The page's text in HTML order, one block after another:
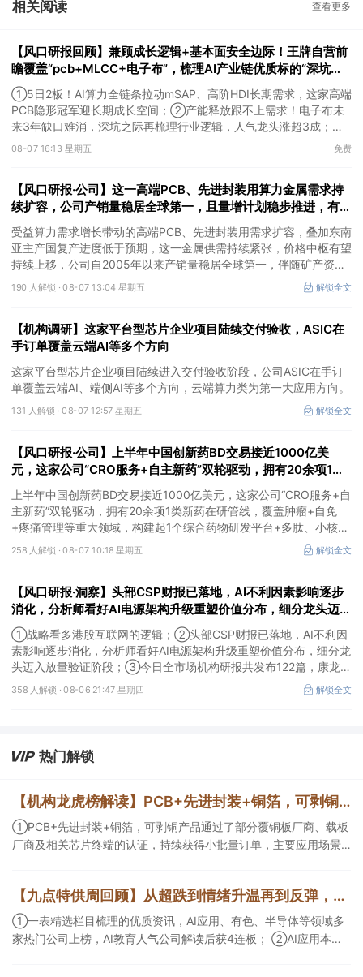
相关阅读 查看更多
【风口研报回顾】兼顾成长逻辑+基本面安全边际！王牌自营前
瞻覆盖“pcb+MLCC+电子布”，梳理AI产业链优质标的“深坑起
跳”
①5日2板！AI算力全链条拉动mSAP、高阶HDI长期需求，这家高端
PCB隐形冠军迎长期成长空间；②产能释放跟不上需求！电子布未
来3年缺口难消，深坑之际再梳理行业逻辑，人气龙头涨超3成；
③AI服务器、机器人带动MLCC景气周期持续！这家公司扩产、涨
08-07 16:13 星期五 免费
【风口研报·公司】这一高端PCB、先进封装用算力金属需求持
续扩容，公司产销量稳居全球第一，且量增计划稳步推进，有望
充分受益价格上行
受益算力需求增长带动的高端PCB、先进封装用需求扩容，叠加东南
亚主产国复产进度低于预期，这一金属供需持续紧张，价格中枢有望
持续上移，公司自2005年以来产销量稳居全球第一，伴随矿产资源
产量增长与冶炼产能整合并举，公司市占率有望进一步提升，同时有
望充分受益金属价格上行。
190 人解锁 ·08-07 13:04 星期五 解锁全文
【机构调研】这家平台型芯片企业项目陆续交付验收，ASIC在
手订单覆盖云端AI等多个方向
这家平台型芯片企业项目陆续进入交付验收阶段，公司ASIC在手订
单覆盖云端AI、端侧AI等多个方向，云端算力类为第一大应用方向。
131 人解锁 ·08-07 12:57 星期五 解锁全文
【风口研报·公司】上半年中国创新药BD交易接近1000亿美
元，这家公司“CRO服务+自主新药”双轮驱动，拥有20余项1类
新药在研管线，覆盖肿瘤+自免+疼痛管理等重大领域
上半年中国创新药BD交易接近1000亿美元，这家公司“CRO服务+自
主新药”双轮驱动，拥有20余项1类新药在研管线，覆盖肿瘤+自免
+疼痛管理等重大领域，构建起1个综合药物研发平台+多肽、小核
酸、CGT、小分子4个创新技术平台，创新转型成果正逐步兑现。
258 人解锁 ·08-07 10:18 星期五 解锁全文
【风口研报·洞察】头部CSP财报已落地，AI不利因素影响逐步
消化，分析师看好AI电源架构升级重塑价值分布，细分龙头迈入
放量验证阶段；战略看多港股互联网的逻辑
①战略看多港股互联网的逻辑；②头部CSP财报已落地，AI不利因
素影响逐步消化，分析师看好AI电源架构升级重塑价值分布，细分龙
头迈入放量验证阶段；③今日全市场机构研报共发布122篇，康龙化
成、江淮汽车评级得到上调，9家公司获得首度覆盖，其中乔锋智能
获新财富分析师深度覆盖；④在个股机构关注度排行中，华峰化学
358 人解锁 ·08-06 21:47 星期四 解锁全文
热门解锁
【机构龙虎榜解读】PCB+先进封装+铜箔，可剥铜产品通过了部分覆铜板厂商、载板厂商及相关芯片终端的认证，持续获得小批量订单，主要应用场景包括芯片封装光模块用PCB，机构大额净买入这家公司
①PCB+先进封装+铜箔，可剥铜产品通过了部分覆铜板厂商、载板
厂商及相关芯片终端的认证，持续获得小批量订单，主要应用场景
等方面具有丰富经验，具备承接细胞与基因治疗产品商业化受托生
产的合规资质，这家公司获净买入。
【九点特供周回顾】从超跌到情绪升温再到反弹，栏目梳理AI应用题材逻辑，AI教育人气公司解读后获4连板
①一表精选栏目梳理的优质资讯，AI应用、有色、半导体等领域多
家热门公司上榜，AI教育人气公司解读后获4连板； ②AI应用本周